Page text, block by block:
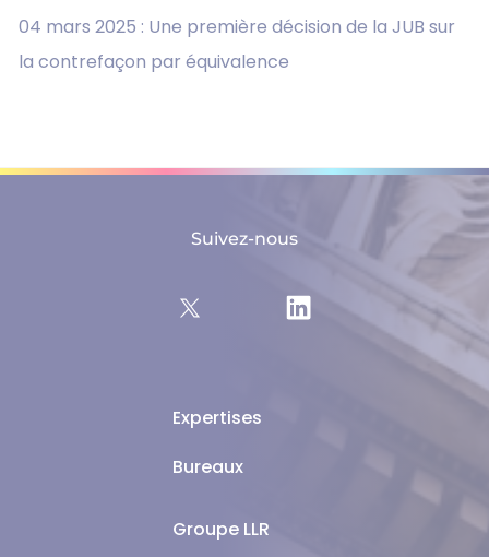
04 mars 2025 : Une première décision de la JUB sur
la contrefaçon par équivalence
Expertises
Bureaux
Groupe LLR
Suivez-nous